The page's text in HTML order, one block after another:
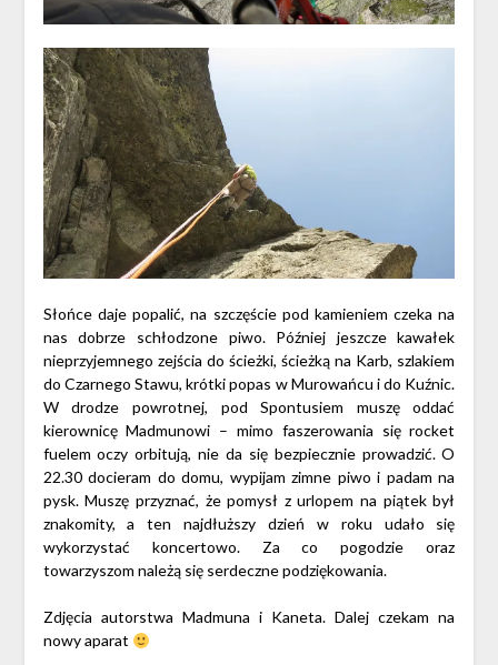
Słońce daje popalić, na szczęście pod kamieniem czeka na
nas dobrze schłodzone piwo. Później jeszcze kawałek
nieprzyjemnego zejścia do ścieżki, ścieżką na Karb, szlakiem
do Czarnego Stawu, krótki popas w Murowańcu i do Kuźnic.
W drodze powrotnej, pod Spontusiem muszę oddać
kierownicę Madmunowi – mimo faszerowania się rocket
fuelem oczy orbitują, nie da się bezpiecznie prowadzić. O
22.30 docieram do domu, wypijam zimne piwo i padam na
pysk. Muszę przyznać, że pomysł z urlopem na piątek był
znakomity, a ten najdłuższy dzień w roku udało się
wykorzystać koncertowo. Za co pogodzie oraz
towarzyszom należą się serdeczne podziękowania.
Zdjęcia autorstwa Madmuna i Kaneta. Dalej czekam na
nowy aparat